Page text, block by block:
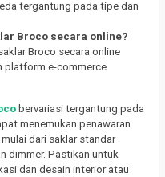
tergantung pada tipe dan
Broco secara online?
Broco secara online
platform e-commerce
bervariasi tergantung pada
menemukan penawaran
dari saklar standar
dimmer. Pastikan untuk
dan desain interior atau